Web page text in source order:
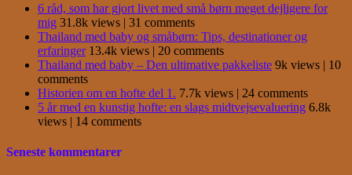
6 råd, som har gjort livet med små børn meget dejligere for
mig 31.8k views | 31 comments
Thailand med baby og småbørn: Tips, destinationer og
erfaringer 13.4k views | 20 comments
Thailand med baby – Den ultimative pakkeliste 9k views | 10
comments
Historien om en hofte del 1. 7.7k views | 24 comments
5 år med en kunstig hofte: en slags midtvejsevaluering 6.8k
views | 14 comments
Seneste kommentarer